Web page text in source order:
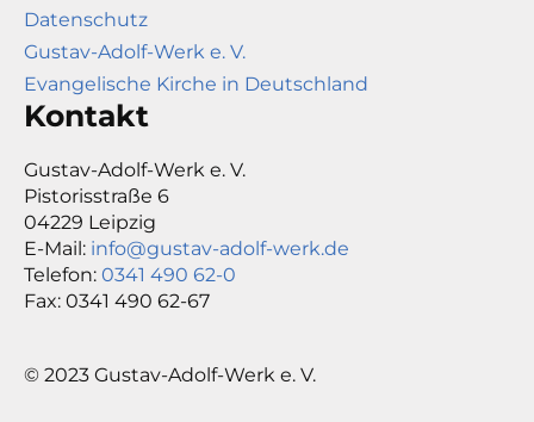
Datenschutz
Gustav-Adolf-Werk e. V.
Evangelische Kirche in Deutschland
Kontakt
Gustav-Adolf-Werk e. V.
Pistorisstraße 6
04229 Leipzig
E-Mail: info@gustav-adolf-werk.de
Telefon: 0341 490 62-0
Fax: 0341 490 62-67
© 2023 Gustav-Adolf-Werk e. V.